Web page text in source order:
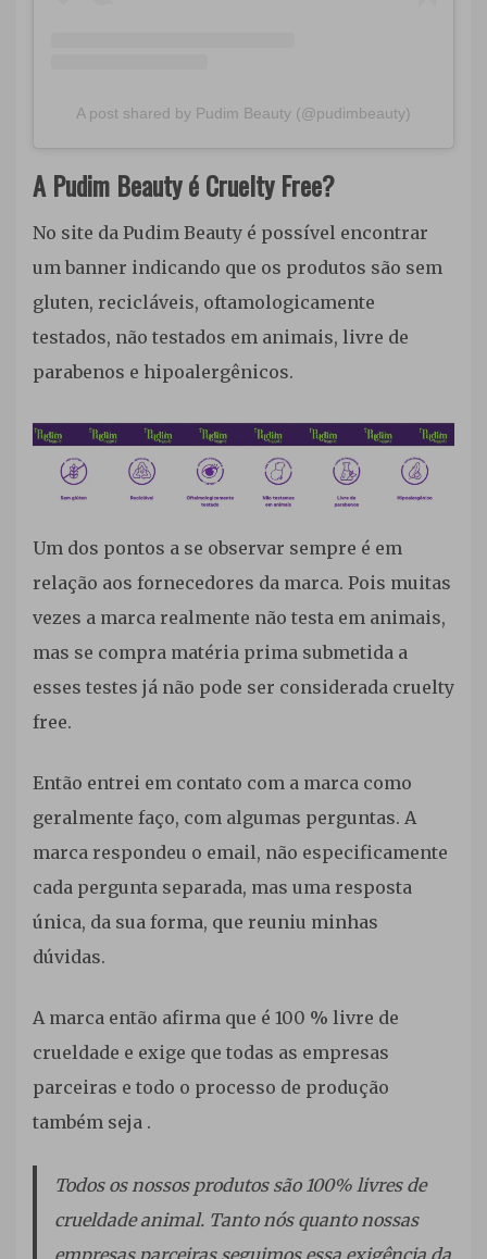
A post shared by Pudim Beauty (@pudimbeauty)
A Pudim Beauty é Cruelty Free?
No site da Pudim Beauty é possível encontrar
um banner indicando que os produtos são sem
gluten, recicláveis, oftamologicamente
testados, não testados em animais, livre de
parabenos e hipoalergênicos.
Um dos pontos a se observar sempre é em
relação aos fornecedores da marca. Pois muitas
vezes a marca realmente não testa em animais,
mas se compra matéria prima submetida a
esses testes já não pode ser considerada cruelty
free.
Então entrei em contato com a marca como
geralmente faço, com algumas perguntas. A
marca respondeu o email, não especificamente
cada pergunta separada, mas uma resposta
única, da sua forma, que reuniu minhas
dúvidas.
A marca então afirma que é 100 % livre de
crueldade e exige que todas as empresas
parceiras e todo o processo de produção
também seja .
Todos os nossos produtos são 100% livres de
crueldade animal. Tanto nós quanto nossas